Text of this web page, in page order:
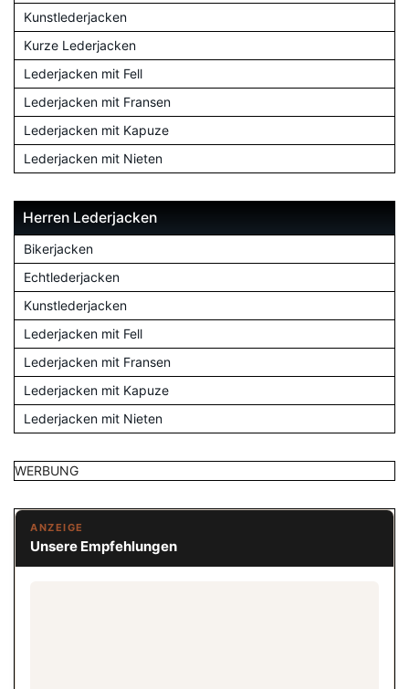
Kunstlederjacken
Kurze Lederjacken
Lederjacken mit Fell
Lederjacken mit Fransen
Lederjacken mit Kapuze
Lederjacken mit Nieten
Herren Lederjacken
Bikerjacken
Echtlederjacken
Kunstlederjacken
Lederjacken mit Fell
Lederjacken mit Fransen
Lederjacken mit Kapuze
Lederjacken mit Nieten
WERBUNG
ANZEIGE
Unsere Empfehlungen